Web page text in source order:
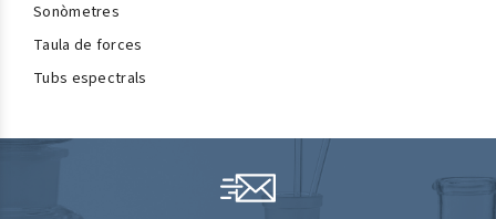
Sonòmetres
Taula de forces
Tubs espectrals